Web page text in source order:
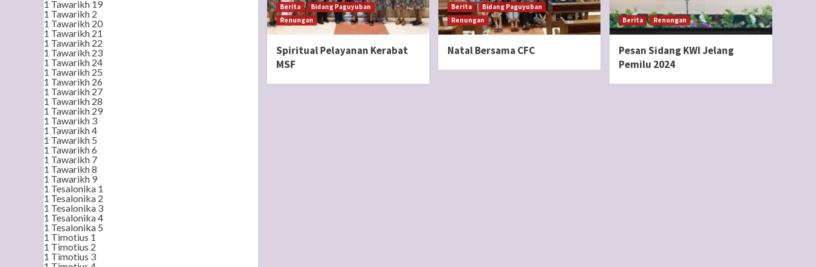
Berita
Bidang Paguyuban
Renungan
Spiritual Pelayanan Kerabat
MSF
Berita
Bidang Paguyuban
Renungan
Natal Bersama CFC
Berita Renungan
Pesan Sidang KWI Jelang
Pemilu 2024
1 Tawarikh 19
1 Tawarikh 2
1 Tawarikh 20
1 Tawarikh 21
1 Tawarikh 22
1 Tawarikh 23
1 Tawarikh 24
1 Tawarikh 25
1 Tawarikh 26
1 Tawarikh 27
1 Tawarikh 28
1 Tawarikh 29
1 Tawarikh 3
1 Tawarikh 4
1 Tawarikh 5
1 Tawarikh 6
1 Tawarikh 7
1 Tawarikh 8
1 Tawarikh 9
1 Tesalonika 1
1 Tesalonika 2
1 Tesalonika 3
1 Tesalonika 4
1 Tesalonika 5
1 Timotius 1
1 Timotius 2
1 Timotius 3